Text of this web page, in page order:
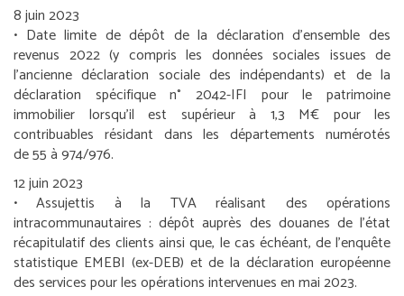
8 juin 2023
• Date limite de dépôt de la déclaration d’ensemble des
revenus 2022 (y compris les données sociales issues de
l’ancienne déclaration sociale des indépendants) et de la
déclaration spécifique n° 2042-IFI pour le patrimoine
immobilier lorsqu’il est supérieur à 1,3 M€ pour les
contribuables résidant dans les départements numérotés
de 55 à 974/976.
12 juin 2023
•Assujettis à la TVA réalisant des opérations
intracommunautaires : dépôt auprès des douanes de l’état
récapitulatif des clients ainsi que, le cas échéant, de l’enquête
statistique EMEBI (ex-DEB) et de la déclaration européenne
des services pour les opérations intervenues en mai 2023.